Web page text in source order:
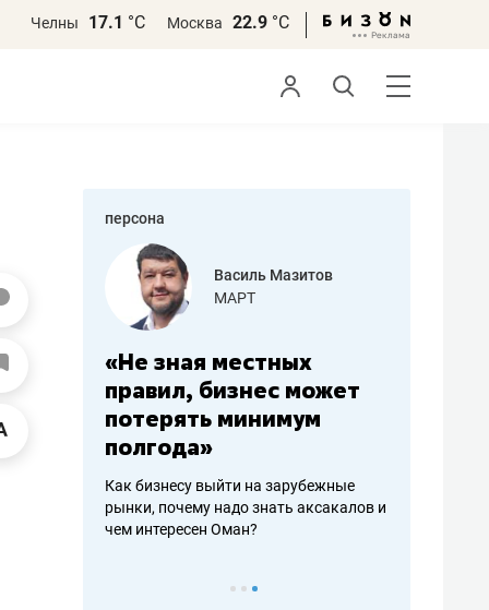
Челны 17.1 °С Москва 22.9 °С
персона
работа
Василь Мазитов
МАРТ
«Не зная местных
правил, бизнес может
потерять минимум
полгода»
Как бизнесу выйти на зарубежные
рынки, почему надо знать аксакалов и
чем интересен Оман?